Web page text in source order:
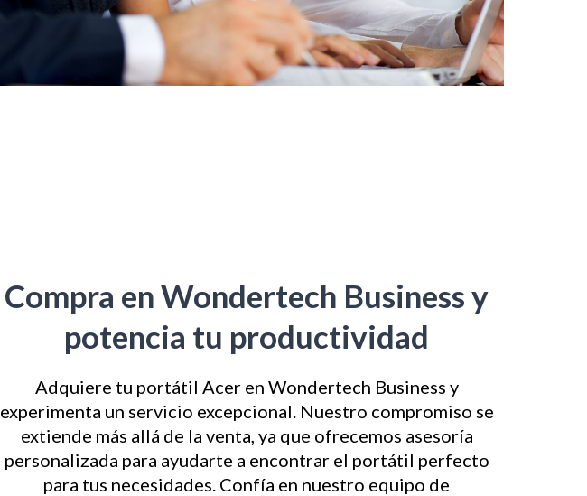
Compra en Wondertech Business y
potencia tu productividad
Adquiere tu portátil Acer en Wondertech Business y
experimenta un servicio excepcional. Nuestro compromiso se
extiende más allá de la venta, ya que ofrecemos asesoría
personalizada para ayudarte a encontrar el portátil perfecto
para tus necesidades. Confía en nuestro equipo de